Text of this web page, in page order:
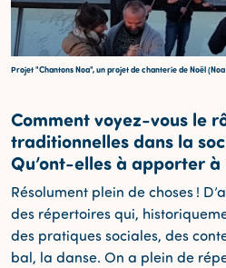
Projet "Chantons Noa", un projet de chanterie de Noël
Comment voyez-vous le
traditionnelles dans la
Qu’ont-elles à apporter à
Résolument plein de choses !
des répertoires qui,
des pratiques sociales, des
bal, la danse. On a plein de